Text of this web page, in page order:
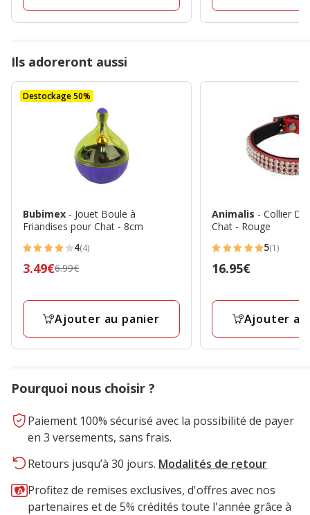
Ils adoreront aussi
Destockage 50%
Bubimex - Jouet Boule à
Friandises pour Chat - 8cm
4
étoiles
4
4(4)
Prix
6.99€,
final
3.49€
3.49€6.99€
Ajouter au panier
Animalis - Collier
Chat - Rouge
5
étoiles
1
5(1)
Prix
16.95€
Ajouter
Pourquoi nous choisir ?
Paiement 100% sécurisé avec la possibilité de payer
en 3 versements, sans frais.
Retours jusqu’à 30 jours. Modalités de retour
Profitez de remises exclusives, d'offres avec nos
partenaires et de 5% crédités toute l'année grâce à